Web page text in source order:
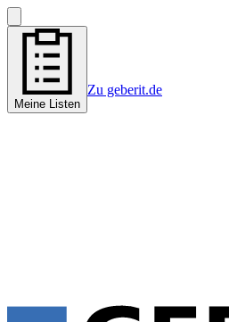
Meine Listen
Zu geberit.de